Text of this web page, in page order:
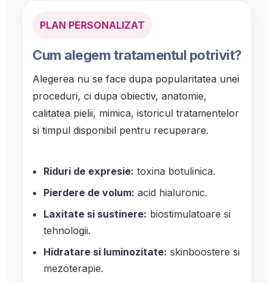
PLAN PERSONALIZAT
Cum alegem tratamentul potrivit?
Alegerea nu se face dupa popularitatea unei
proceduri, ci dupa obiectiv, anatomie,
calitatea pielii, mimica, istoricul tratamentelor
si timpul disponibil pentru recuperare.
Riduri de expresie: toxina botulinica.
Pierdere de volum: acid hialuronic.
Laxitate si sustinere: biostimulatoare si
tehnologii.
Hidratare si luminozitate: skinboostere si
mezoterapie.